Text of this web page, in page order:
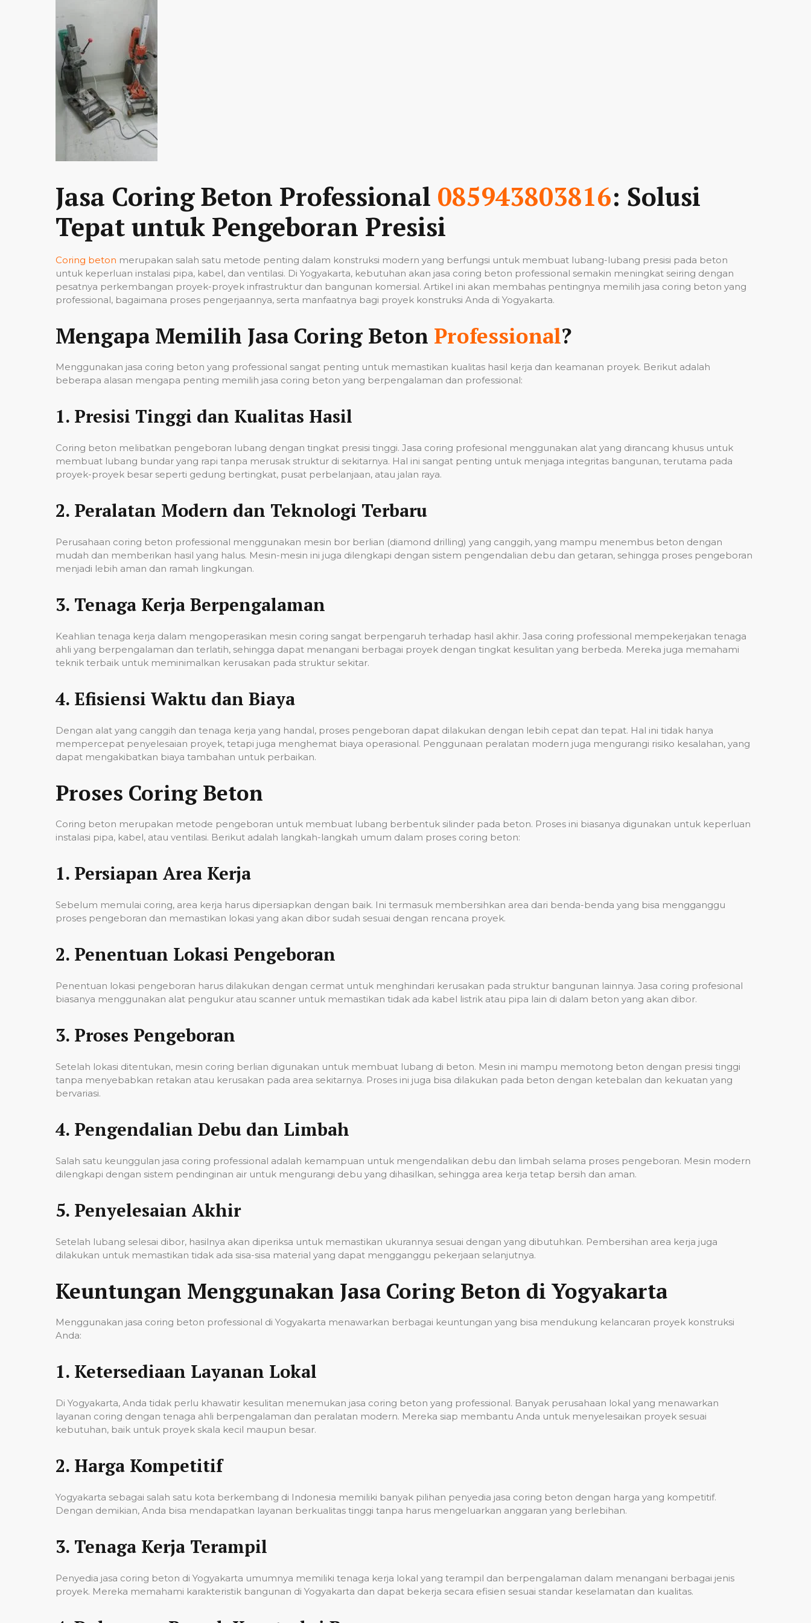
Jasa Coring Beton Professional 085943803816: Solusi
Tepat untuk Pengeboran Presisi
Coring beton merupakan salah satu metode penting dalam konstruksi modern yang berfungsi untuk membuat lubang-lubang presisi pada beton
untuk keperluan instalasi pipa, kabel, dan ventilasi. Di Yogyakarta, kebutuhan akan jasa coring beton professional semakin meningkat seiring dengan
pesatnya perkembangan proyek-proyek infrastruktur dan bangunan komersial. Artikel ini akan membahas pentingnya memilih jasa coring beton yang
professional, bagaimana proses pengerjaannya, serta manfaatnya bagi proyek konstruksi Anda di Yogyakarta.
Mengapa Memilih Jasa Coring Beton Professional?
Menggunakan jasa coring beton yang professional sangat penting untuk memastikan kualitas hasil kerja dan keamanan proyek. Berikut adalah
beberapa alasan mengapa penting memilih jasa coring beton yang berpengalaman dan professional:
1. Presisi Tinggi dan Kualitas Hasil
Coring beton melibatkan pengeboran lubang dengan tingkat presisi tinggi. Jasa coring profesional menggunakan alat yang dirancang khusus untuk
membuat lubang bundar yang rapi tanpa merusak struktur di sekitarnya. Hal ini sangat penting untuk menjaga integritas bangunan, terutama pada
proyek-proyek besar seperti gedung bertingkat, pusat perbelanjaan, atau jalan raya.
2. Peralatan Modern dan Teknologi Terbaru
Perusahaan coring beton professional menggunakan mesin bor berlian (diamond drilling) yang canggih, yang mampu menembus beton dengan
mudah dan memberikan hasil yang halus. Mesin-mesin ini juga dilengkapi dengan sistem pengendalian debu dan getaran, sehingga proses pengeboran
menjadi lebih aman dan ramah lingkungan.
3. Tenaga Kerja Berpengalaman
Keahlian tenaga kerja dalam mengoperasikan mesin coring sangat berpengaruh terhadap hasil akhir. Jasa coring professional mempekerjakan tenaga
ahli yang berpengalaman dan terlatih, sehingga dapat menangani berbagai proyek dengan tingkat kesulitan yang berbeda. Mereka juga memahami
teknik terbaik untuk meminimalkan kerusakan pada struktur sekitar.
4. Efisiensi Waktu dan Biaya
Dengan alat yang canggih dan tenaga kerja yang handal, proses pengeboran dapat dilakukan dengan lebih cepat dan tepat. Hal ini tidak hanya
mempercepat penyelesaian proyek, tetapi juga menghemat biaya operasional. Penggunaan peralatan modern juga mengurangi risiko kesalahan, yang
dapat mengakibatkan biaya tambahan untuk perbaikan.
Proses Coring Beton
Coring beton merupakan metode pengeboran untuk membuat lubang berbentuk silinder pada beton. Proses ini biasanya digunakan untuk keperluan
instalasi pipa, kabel, atau ventilasi. Berikut adalah langkah-langkah umum dalam proses coring beton:
1. Persiapan Area Kerja
Sebelum memulai coring, area kerja harus dipersiapkan dengan baik. Ini termasuk membersihkan area dari benda-benda yang bisa mengganggu
proses pengeboran dan memastikan lokasi yang akan dibor sudah sesuai dengan rencana proyek.
2. Penentuan Lokasi Pengeboran
Penentuan lokasi pengeboran harus dilakukan dengan cermat untuk menghindari kerusakan pada struktur bangunan lainnya. Jasa coring profesional
biasanya menggunakan alat pengukur atau scanner untuk memastikan tidak ada kabel listrik atau pipa lain di dalam beton yang akan dibor.
3. Proses Pengeboran
Setelah lokasi ditentukan, mesin coring berlian digunakan untuk membuat lubang di beton. Mesin ini mampu memotong beton dengan presisi tinggi
tanpa menyebabkan retakan atau kerusakan pada area sekitarnya. Proses ini juga bisa dilakukan pada beton dengan ketebalan dan kekuatan yang
bervariasi.
4. Pengendalian Debu dan Limbah
Salah satu keunggulan jasa coring professional adalah kemampuan untuk mengendalikan debu dan limbah selama proses pengeboran. Mesin modern
dilengkapi dengan sistem pendinginan air untuk mengurangi debu yang dihasilkan, sehingga area kerja tetap bersih dan aman.
5. Penyelesaian Akhir
Setelah lubang selesai dibor, hasilnya akan diperiksa untuk memastikan ukurannya sesuai dengan yang dibutuhkan. Pembersihan area kerja juga
dilakukan untuk memastikan tidak ada sisa-sisa material yang dapat mengganggu pekerjaan selanjutnya.
Keuntungan Menggunakan Jasa Coring Beton di Yogyakarta
Menggunakan jasa coring beton professional di Yogyakarta menawarkan berbagai keuntungan yang bisa mendukung kelancaran proyek konstruksi
Anda:
1. Ketersediaan Layanan Lokal
Di Yogyakarta, Anda tidak perlu khawatir kesulitan menemukan jasa coring beton yang professional. Banyak perusahaan lokal yang menawarkan
layanan coring dengan tenaga ahli berpengalaman dan peralatan modern. Mereka siap membantu Anda untuk menyelesaikan proyek sesuai
kebutuhan, baik untuk proyek skala kecil maupun besar.
2. Harga Kompetitif
Yogyakarta sebagai salah satu kota berkembang di Indonesia memiliki banyak pilihan penyedia jasa coring beton dengan harga yang kompetitif.
Dengan demikian, Anda bisa mendapatkan layanan berkualitas tinggi tanpa harus mengeluarkan anggaran yang berlebihan.
3. Tenaga Kerja Terampil
Penyedia jasa coring beton di Yogyakarta umumnya memiliki tenaga kerja lokal yang terampil dan berpengalaman dalam menangani berbagai jenis
proyek. Mereka memahami karakteristik bangunan di Yogyakarta dan dapat bekerja secara efisien sesuai standar keselamatan dan kualitas.